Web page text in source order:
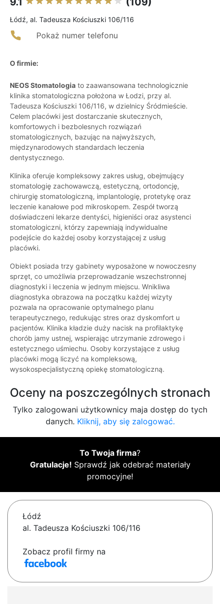
Łódź, al. Tadeusza Kościuszki 106/116
Pokaż numer telefonu
O firmie:
NEOS Stomatologia to zaawansowana technologicznie
klinika stomatologiczna położona w Łodzi, przy al.
Tadeusza Kościuszki 106/116, w dzielnicy Śródmieście.
Celem placówki jest dostarczanie skutecznych,
komfortowych i bezbolesnych rozwiązań
stomatologicznych, bazując na najwyższych,
międzynarodowych standardach leczenia
dentystycznego.
Klinika oferuje kompleksowy zakres usług, obejmujący
stomatologię zachowawczą, estetyczną, ortodoncję,
chirurgię stomatologiczną, implantologię, protetykę oraz
leczenie kanałowe pod mikroskopem. Zespół tworzą
doświadczeni lekarze dentyści, higieniści oraz asystenci
stomatologiczni, którzy zapewniają indywidualne
podejście do każdej osoby korzystającej z usług
placówki.
Obiekt posiada trzy gabinety wyposażone w nowoczesny
sprzęt, co umożliwia przeprowadzanie wszechstronnej
diagnostyki i leczenia w jednym miejscu. Wnikliwa
diagnostyka obrazowa na początku każdej wizyty
pozwala na opracowanie optymalnego planu
terapeutycznego, redukując stres oraz dyskomfort u
pacjentów. Klinika kładzie duży nacisk na profilaktykę
chorób jamy ustnej, wspierając utrzymanie zdrowego i
estetycznego uśmiechu. Osoby korzystające z usług
placówki mogą liczyć na kompleksową,
wysokospecjalistyczną opiekę stomatologiczną.
Oceny na poszczególnych stronach
Tylko zalogowani użytkownicy maja dostęp do tych
danych. Kliknij, aby się zalogować.
To Twoja firma?
Gratulacje! Sprawdź jak odebrać materiały
promocyjne!
Łódź
al. Tadeusza Kościuszki 106/116
Zobacz profil firmy na